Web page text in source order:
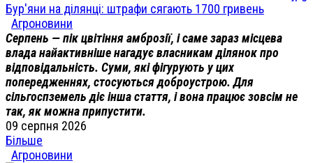
Бур'яни на ділянці: штрафи сягають 1700 гривень
Агроновини
Серпень — пік цвітіння амброзії, і саме зараз місцева
влада найактивніше нагадує власникам ділянок про
відповідальність. Суми, які фігурують у цих
попередженнях, стосуються доброустрою. Для
сільгоспземель діє інша стаття, і вона працює зовсім не
так, як можна припустити.
09 серпня 2026
Більше
Агроновини